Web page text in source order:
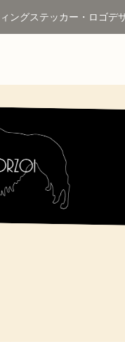
ングステッカー・ロゴデ